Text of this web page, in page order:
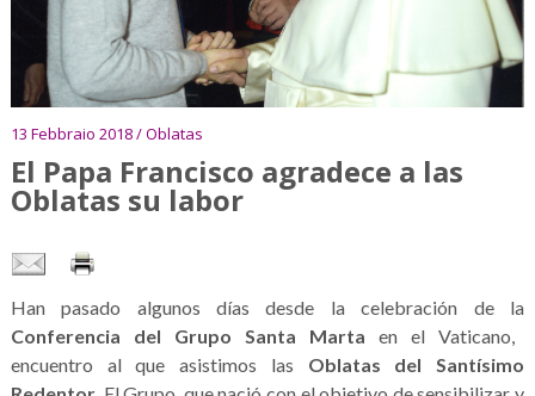
13 Febbraio 2018 / Oblatas
El Papa Francisco agradece a las
Oblatas su labor
Han pasado algunos días desde la celebración de la
Conferencia del Grupo Santa Marta en el Vaticano,
encuentro al que asistimos las Oblatas del Santísimo